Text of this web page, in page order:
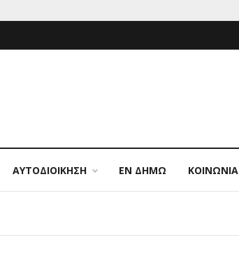
ΑΥΤΟΔΙΟΙΚΗΣΗ ΕΝ ΔΗΜΩ ΚΟΙΝΩΝΙΑ